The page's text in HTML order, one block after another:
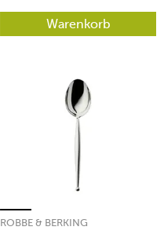
Warenkorb
ROBBE & BERKING